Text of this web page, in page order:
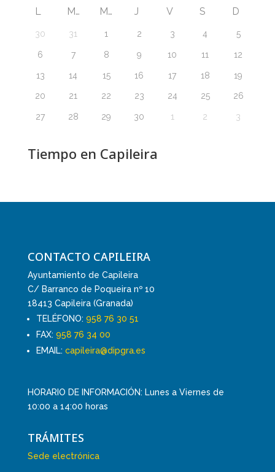
L M M J V S D
30 31 1 2 3 4 5
6 7 8 9 10 11 12
13 14 15 16 17 18 19
20 21 22 23 24 25 26
27 28 29 30 1 2 3
Tiempo en Capileira
CONTACTO CAPILEIRA
Ayuntamiento de Capileira
C/ Barranco de Poqueira nº 10
18413 Capileira (Granada)
TELÉFONO: 958 76 30 51
FAX: 958 76 34 00
EMAIL: capileira@dipgra.es
HORARIO DE INFORMACIÓN: Lunes a Viernes de
10:00 a 14:00 horas
TRÁMITES
Sede electrónica